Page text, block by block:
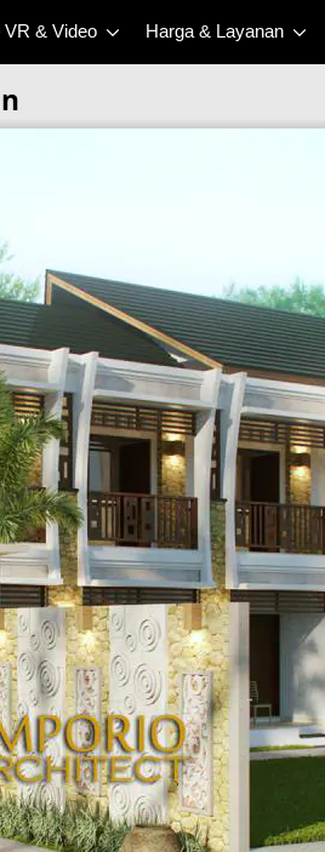
VR & Video Harga & Layanan